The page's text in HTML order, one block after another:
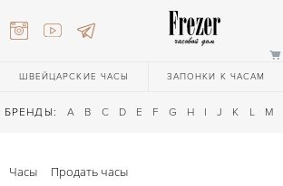
ШВЕЙЦАРСКИЕ ЧАСЫ ЗАПОНКИ К ЧАСАМ
БРЕНДЫ: A B C D E F G H I J K L M
Часы Продать часы